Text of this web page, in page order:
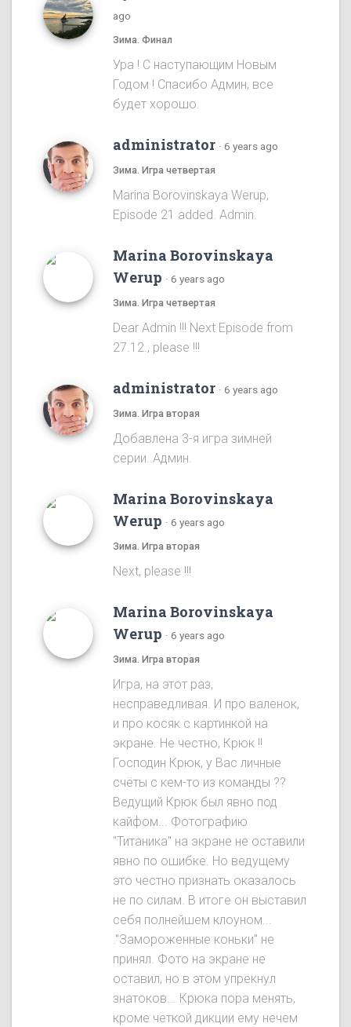
ago
Зима. Финал
Ура ! С наступающим Новым
Годом ! Спасибо Админ, все
будет хорошо.
administrator · 6 years ago
Зима. Игра четвертая
Marina Borovinskaya Werup,
Episode 21 added. Admin.
Marina Borovinskaya
Werup · 6 years ago
Зима. Игра четвертая
Dear Admin !!! Next Episode from
27.12., please !!!
administrator · 6 years ago
Зима. Игра вторая
Добавлена 3-я игра зимней
серии. Админ.
Marina Borovinskaya
Werup · 6 years ago
Зима. Игра вторая
Next, please !!!
Marina Borovinskaya
Werup · 6 years ago
Зима. Игра вторая
Игра, на этот раз,
несправедливая. И про валенок,
и про косяк с картинкой на
экране. Не честно, Крюк !!
Господин Крюк, у Вас личные
счёты с кем-то из команды ??
Ведущий Крюк был явнo под
кайфом... Фотографию
"Титаника" на экране не оставили
явно по ошибке. Но ведущему
это честно признать оказалось
не по силам. В итоге он выставил
себя полнейшем клоуном...
."Замороженные коньки" не
принял. Фото на экране не
оставил, но в этом упрекнул
знатоков... Крюка пора менять,
кроме четкой дикции ему нечем